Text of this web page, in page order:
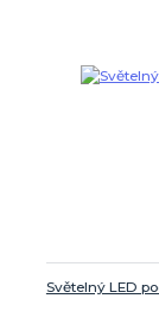
Světelný LED